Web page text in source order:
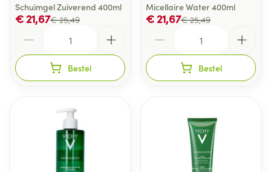
Schuimgel Zuiverend 400ml
€ 25,49
€ 21,67
Bestel
Micellaire Water 400ml
€ 25,49
€ 21,67
Bestel